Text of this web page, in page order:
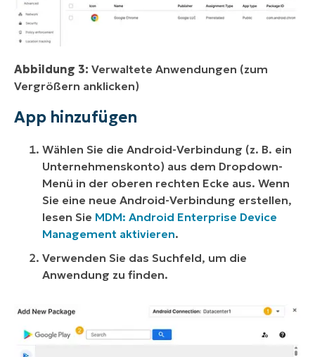
Abbildung 3: Verwaltete Anwendungen (zum
Vergrößern anklicken)
App hinzufügen
Wählen Sie die Android-Verbindung (z. B. ein
Unternehmenskonto) aus dem Dropdown-
Menü in der oberen rechten Ecke aus. Wenn
Sie eine neue Android-Verbindung erstellen,
lesen Sie MDM: Android Enterprise Device
Management aktivieren.
Verwenden Sie das Suchfeld, um die
Anwendung zu finden.